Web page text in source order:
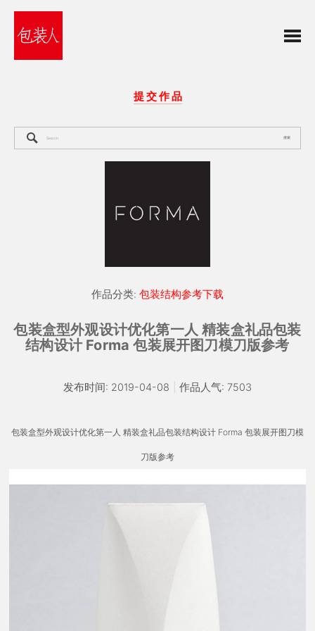
提 交 作 品
搜索
作品分类: 包装结构参考下载
包装盒型外观设计优化第一人 精装盒礼品包装
结构设计 Forma 包装展开图刀模刀版参考
发布时间: 2019-04-08 作品人气: 7503
包装盒型外观设计优化第一人 精装盒礼品包装结构设计 Forma 包装展开图刀模
刀版参考